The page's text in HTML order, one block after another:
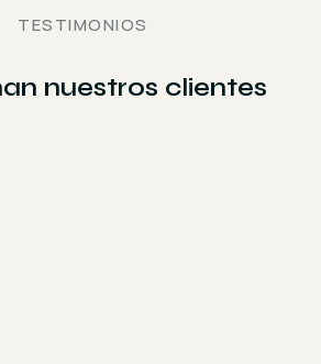
TESTIMONIOS
nuestros clientes